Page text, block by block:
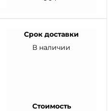
Срок доставки
В наличии
Стоимость